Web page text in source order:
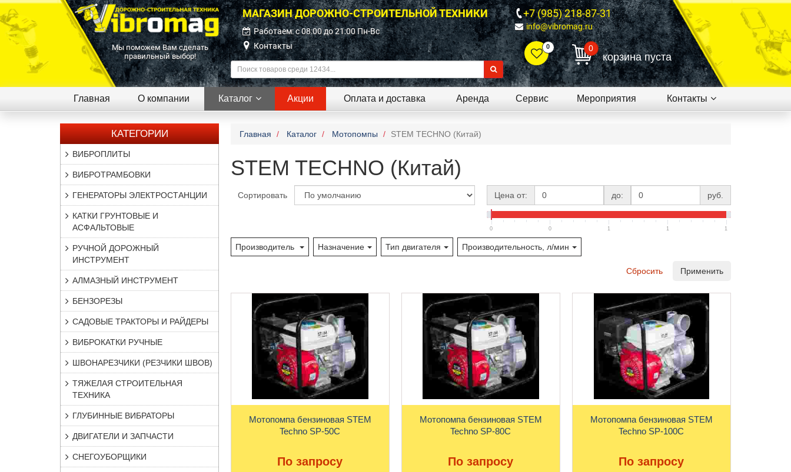
Мы поможем Вам сделать
правильный выбор!
МАГАЗИН ДОРОЖНО-СТРОИТЕЛЬНОЙ ТЕХНИКИ
Работаем: c 08:00 до 21:00 Пн-Вс
Контакты
+7 (985) 218-87-31
info@vibromag.ru
0 0
корзина пуста
Главная О компании Каталог Акции Оплата и доставка Аренда Сервис Мероприятия Контакты
КАТЕГОРИИ
ВИБРОПЛИТЫ
ВИБРОТРАМБОВКИ
ГЕНЕРАТОРЫ ЭЛЕКТРОСТАНЦИИ
КАТКИ ГРУНТОВЫЕ И
АСФАЛЬТОВЫЕ
РУЧНОЙ ДОРОЖНЫЙ
ИНСТРУМЕНТ
АЛМАЗНЫЙ ИНСТРУМЕНТ
БЕНЗОРЕЗЫ
САДОВЫЕ ТРАКТОРЫ И РАЙДЕРЫ
ВИБРОКАТКИ РУЧНЫЕ
ШВОНАРЕЗЧИКИ (РЕЗЧИКИ ШВОВ)
ТЯЖЕЛАЯ СТРОИТЕЛЬНАЯ
ТЕХНИКА
ГЛУБИННЫЕ ВИБРАТОРЫ
ДВИГАТЕЛИ И ЗАПЧАСТИ
СНЕГОУБОРЩИКИ
Главная Каталог Мотопомпы STEM TECHNO (Китай)
STEM TECHNO (Китай)
Сортировать Цена от: до: руб.
0 0 1 1 1
Производитель Назначение Тип двигателя Производительность, л/мин
Сбросить Применить
Мотопомпа бензиновая STEM
Techno SP-50C
По запросу
Мотопомпа бензиновая STEM
Techno SP-80C
По запросу
Мотопомпа бензиновая STEM
Techno SP-100C
По запросу